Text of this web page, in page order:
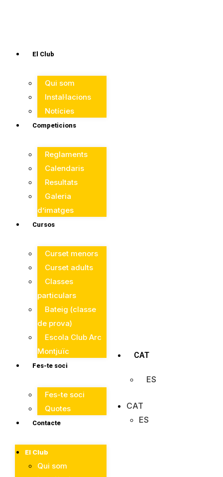
El Club
Qui som
Instal·lacions
Notícies
Competicions
Reglaments
Calendaris
Resultats
Galeria
d’imatges
Cursos
Curset menors
Curset adults
Classes
particulars
Bateig (classe
de prova)
Escola Club Arc
Montjuïc
Fes-te soci
Fes-te soci
Quotes
Contacte
El Club
Qui som
CAT
ES
CAT
ES